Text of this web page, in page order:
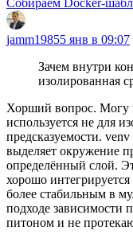
Собираем Docker-
jamm19855 янв в 09:07
Зачем внутри
изолированная
Хорший вопрос. Могу
используется не для
предсказуемости.
выделяет окружение
определённый слой.
хорошо
более стабильным в
подходе зависимости
питоном и не